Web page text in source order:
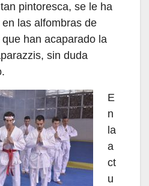
pintoresca, se le ha
las alfombras de
han acaparado la
sin duda
E
n
la
a
ct
u